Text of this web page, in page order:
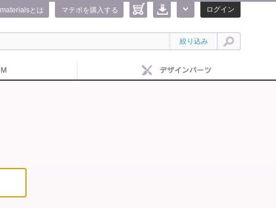
ログイン
マテポを購入する
materialsとは
絞り込み